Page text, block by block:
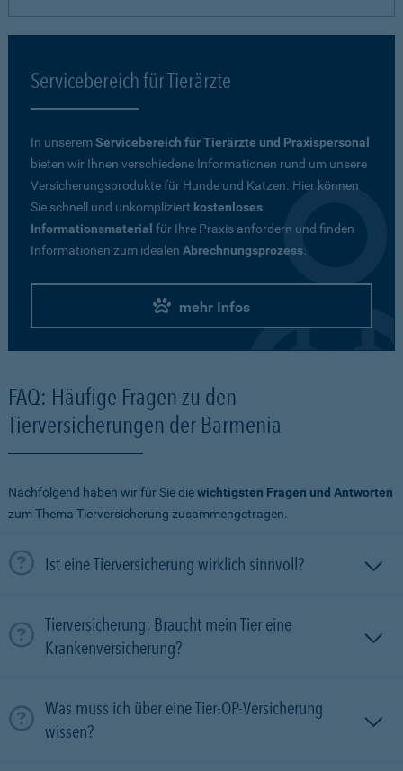
Servicebereich für Tierärzte
In unseremServicebereich für Tierärzte und Praxispersonal
bieten wir Ihnen verschiedene Informationen rund um unsere
Versicherungsprodukte für Hunde und Katzen. Hier können
Sie schnell und unkompliziert kostenloses
Informationsmaterial für Ihre Praxis anfordern und finden
Informationen zum idealen Abrechnungsprozess.
mehr Infos
FAQ: Häufige Fragen zu den
Tierversicherungen der Barmenia
Nachfolgend haben wir für Sie diewichtigsten Fragen und Antworten
zum Thema Tierversicherung zusammengetragen.
Ist eine Tierversicherung wirklich sinnvoll?
Tierversicherung: Braucht mein Tier eine
Krankenversicherung?
Was muss ich über eine Tier-OP-Versicherung
wissen?